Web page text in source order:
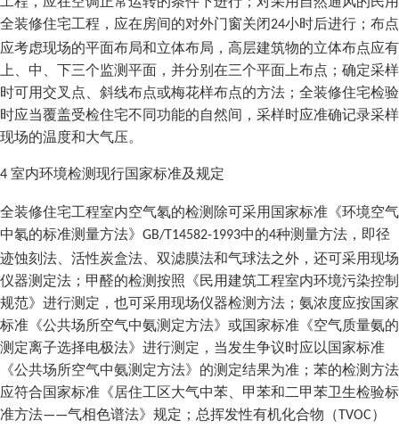
全装修住宅工程，应在房间的对外门窗关闭24小时后进行；布点
应考虑现场的平面布局和立体布局，高层建筑物的立体布点应有
上、中、下三个监测平面，并分别在三个平面上布点；确定采样
时可用交叉点、斜线布点或梅花样布点的方法；全装修住宅检验
时应当覆盖受检住宅不同功能的自然间，采样时应准确记录采样
现场的温度和大气压。
4 室内环境检测现行国家标准及规定
全装修住宅工程室内空气氡的检测除可采用国家标准《环境空气
中氡的标准测量方法》 GB/T14582-1993中的4种测量方法，即径
迹蚀刻法、活性炭盒法、双滤膜法和气球法之外，还可采用现场
仪器测定法；甲醛的检测按照《民用建筑工程室内环境污染控制
规范》进行测定，也可采用现场仪器检测方法；氨浓度应按国家
标准《公共场所空气中氨测定方法》或国家标准《空气质量氨的
测定离子选择电极法》进行测定，当发生争议时应以国家标准
《公共场所空气中氨测定方法》的测定结果为准；苯的检测方法
应符合国家标准《居住工区大气中苯、甲苯和二甲苯卫生检验标
准方法——气相色谱法》规定；总挥发性有机化合物（ TVOC）